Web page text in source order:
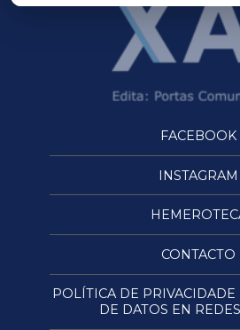
FACEBOOK
INSTAGRAM
CONTACTO
POLÍTICA DE
DE DATOS EN